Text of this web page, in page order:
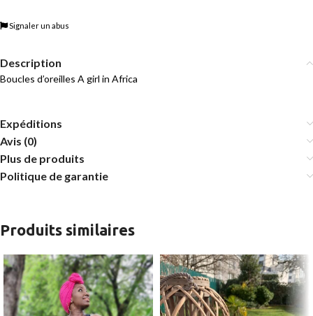
Signaler un abus
Description
Boucles d’oreilles A girl in Africa
Expéditions
Avis (0)
Plus de produits
Politique de garantie
Produits similaires